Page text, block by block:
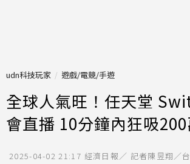
udn科技玩家 遊戲/電競/手遊
全球人氣旺！任天堂
會直播 10分鐘內狂吸
2025-04-02 21:17 經濟日報／ 記者陳昱翔／